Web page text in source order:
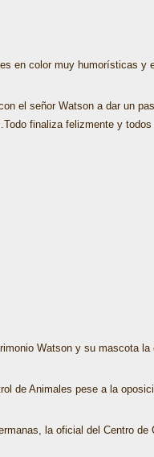
en color muy humorísticas y
el señor Watson a dar un
finaliza felizmente y
Watson y su mascota
de Animales pese a la
la oficial del Centro